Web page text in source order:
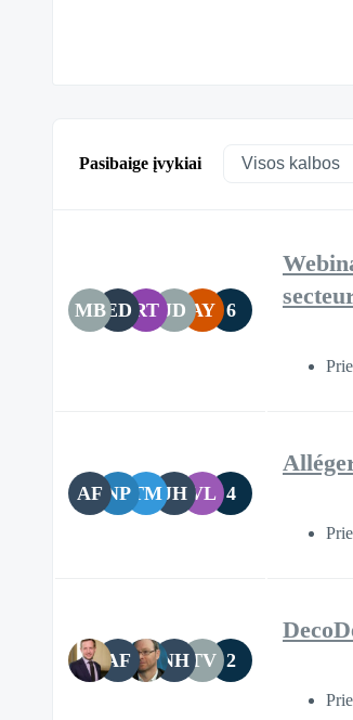
Pasibaige įvykiai
MBED RT JD AY 6
AF NPTMJH VL 4
AF NHTV 2